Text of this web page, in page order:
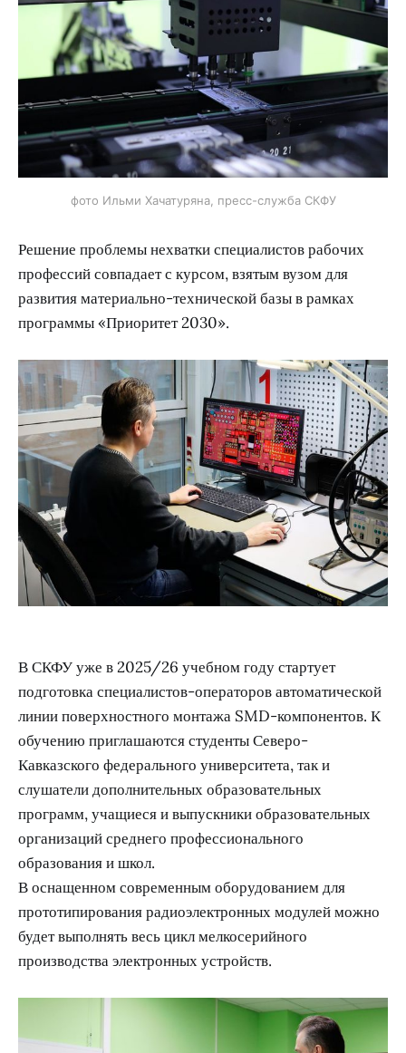
фото Ильми Хачатуряна, пресс-служба СКФУ
Решение проблемы нехватки специалистов рабочих
профессий совпадает с курсом, взятым вузом для
развития материально-технической базы в рамках
программы «Приоритет 2030».
В СКФУ уже в 2025/26 учебном году стартует
подготовка специалистов-операторов автоматической
линии поверхностного монтажа SMD-компонентов. К
обучению приглашаются студенты Северо-
Кавказского федерального университета, так и
слушатели дополнительных образовательных
программ, учащиеся и выпускники образовательных
организаций среднего профессионального
образования и школ.
В оснащенном современным оборудованием для
прототипирования радиоэлектронных модулей можно
будет выполнять весь цикл мелкосерийного
производства электронных устройств.